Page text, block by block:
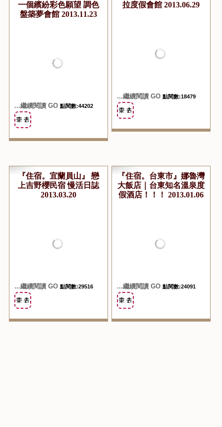
一個繽紛彩色願望 調色
盤築夢會館 2013.11.23
...繼續閱讀 GO 點閱數:44202
拉度假會館 2013.06.29
...繼續閱讀 GO 點閱數:18479
『住宿。宜蘭員山』 戀
上吉野櫻民宿 慢活日誌
2013.03.20
...繼續閱讀 GO 點閱數:29516
『住宿。台東市』娜魯灣
大飯店｜台東知名溫泉度
假酒店！！！ 2013.01.06
...繼續閱讀 GO 點閱數:24091